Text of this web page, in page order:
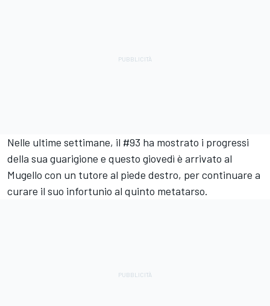
Nelle ultime settimane, il #93 ha mostrato i progressi
della sua guarigione e questo giovedì è arrivato al
Mugello con un tutore al piede destro, per continuare a
curare il suo infortunio al quinto metatarso.